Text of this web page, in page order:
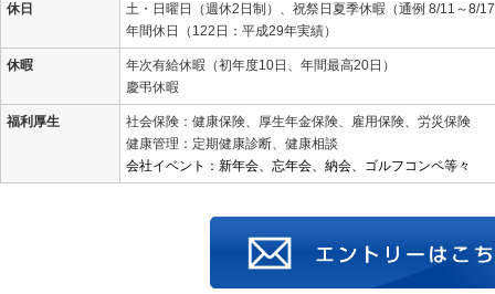
休日
土・日曜日（週休2日制）、祝祭日 夏季休暇（通例 8/11～8/
年間休日（122日：平成29年実績）
休暇
年次有給休暇（初年度10日、年間最高20日）
慶弔休暇
福利厚生
社会保険：健康保険、厚生年金保険、雇用保険、労災保険
健康管理：定期健康診断、健康相談
会社イベント：新年会、忘年会、納会、ゴルフコンペ等々